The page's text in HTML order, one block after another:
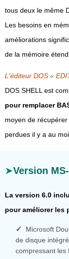
tous deux le même
Les besoins en
améliorations
de la mémoire
L'éditeur DOS «
DOS SHELL est
pour remplacer
moyen de
perdues il y a au
Version
La version 6.0
pour améliorer les
Microsoft
de disque
compressant les